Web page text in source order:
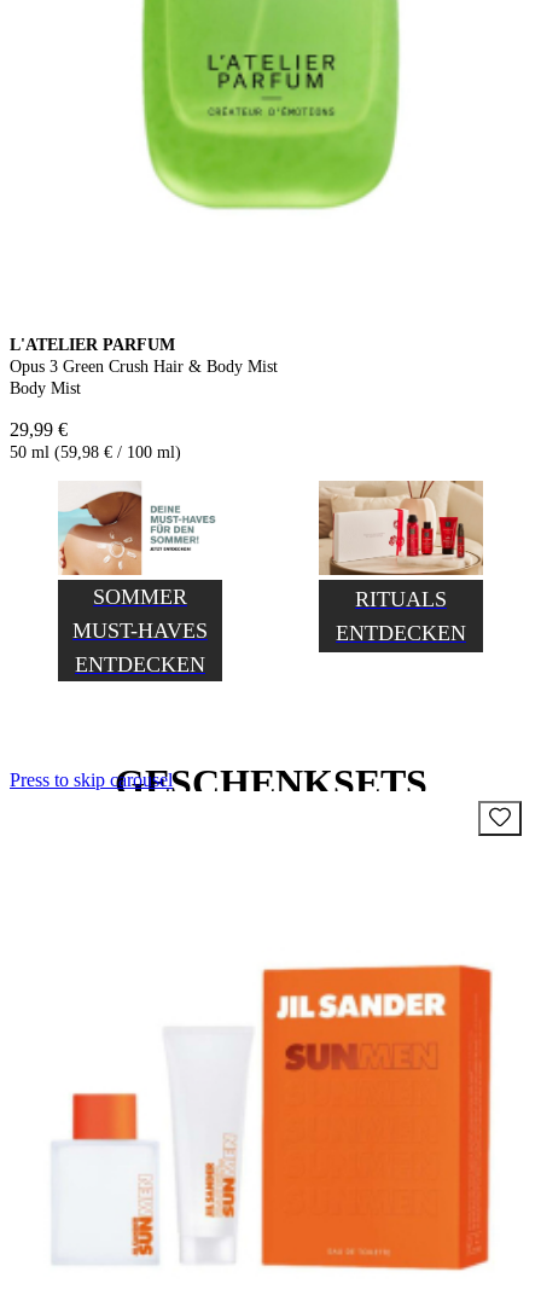
L'ATELIER PARFUM
Opus 3 Green Crush Hair & Body Mist
Body Mist
29,99 €
50 ml (59,98 € / 100 ml)
SOMMER
MUST-HAVES
ENTDECKEN
RITUALS
ENTDECKEN
GESCHENKSETS
Press to skip carousel